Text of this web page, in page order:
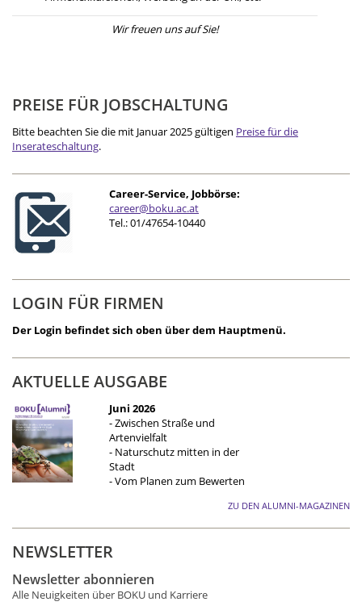
Wir freuen uns auf Sie!
PREISE FÜR JOBSCHALTUNG
Bitte beachten Sie die mit Januar 2025 gültigen Preise für die
Inserateschaltung.
Career-Service, Jobbörse:
career@boku.ac.at
Tel.: 01/47654-10440
LOGIN FÜR FIRMEN
Der Login befindet sich oben über dem Hauptmenü.
AKTUELLE AUSGABE
Juni 2026
- Zwischen Straße und
Artenvielfalt
- Naturschutz mitten in der
Stadt
- Vom Planen zum Bewerten
ZU DEN ALUMNI-MAGAZINEN
NEWSLETTER
Newsletter abonnieren
Alle Neuigkeiten über BOKU und Karriere